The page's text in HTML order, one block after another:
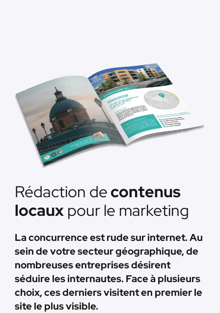
Rédaction decontenus
locaux pour le marketing
La concurrence est rude sur internet. Au
sein de votre secteur géographique, de
nombreuses entreprises désirent
séduire les internautes. Face à plusieurs
choix, ces derniers visitent en premier le
site le plus visible.